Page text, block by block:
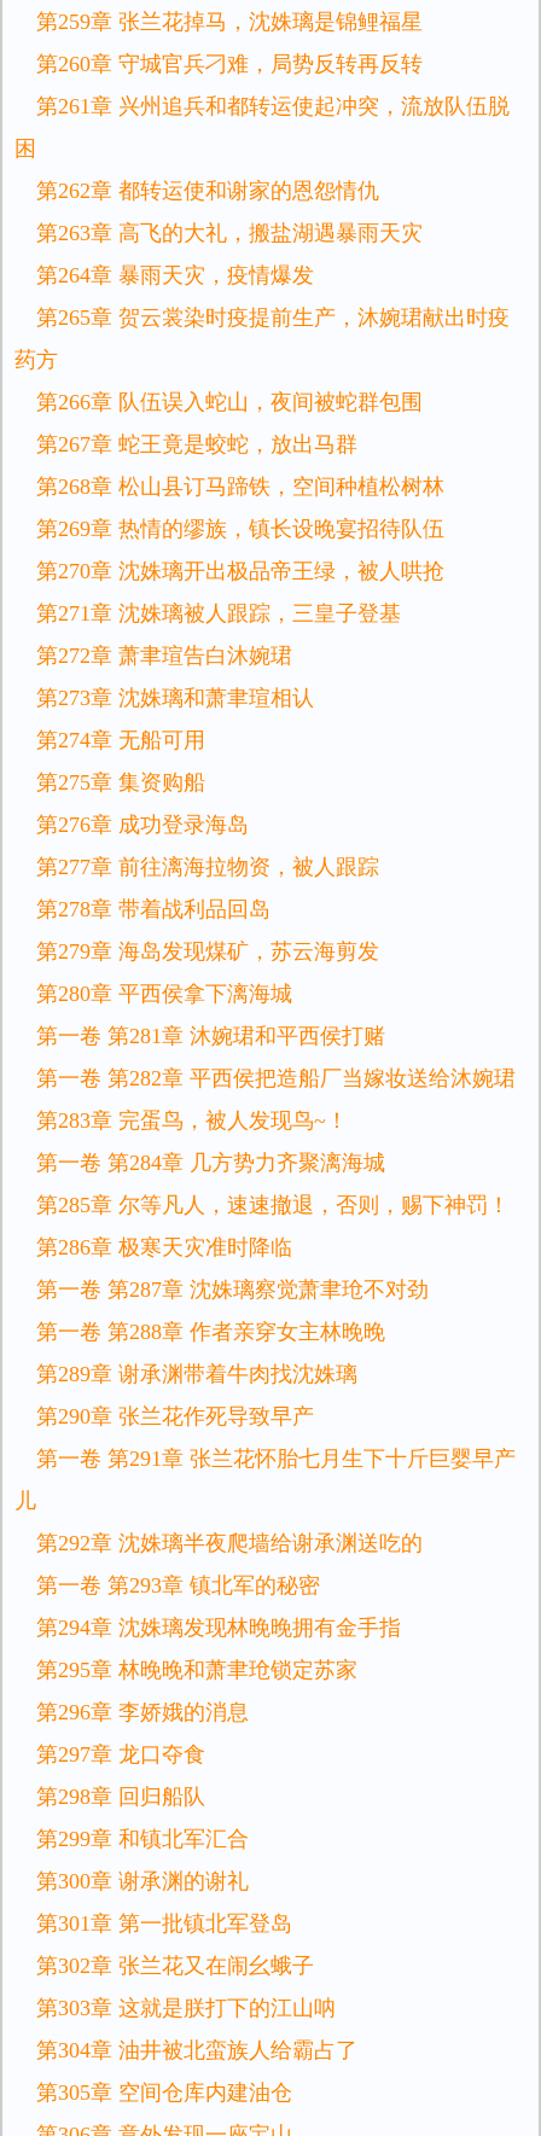
第259章 张兰花掉马，沈姝璃是锦鲤福星
第260章 守城官兵刁难，局势反转再反转
第261章 兴州追兵和都转运使起冲突，流放队伍脱
困
第262章 都转运使和谢家的恩怨情仇
第263章 高飞的大礼，搬盐湖遇暴雨天灾
第264章 暴雨天灾，疫情爆发
第265章 贺云裳染时疫提前生产，沐婉珺献出时疫
药方
第266章 队伍误入蛇山，夜间被蛇群包围
第267章 蛇王竟是蛟蛇，放出马群
第268章 松山县订马蹄铁，空间种植松树林
第269章 热情的缪族，镇长设晚宴招待队伍
第270章 沈姝璃开出极品帝王绿，被人哄抢
第271章 沈姝璃被人跟踪，三皇子登基
第272章 萧聿瑄告白沐婉珺
第273章 沈姝璃和萧聿瑄相认
第274章 无船可用
第275章 集资购船
第276章 成功登录海岛
第277章 前往漓海拉物资，被人跟踪
第278章 带着战利品回岛
第279章 海岛发现煤矿，苏云海剪发
第280章 平西侯拿下漓海城
第一卷 第281章 沐婉珺和平西侯打赌
第一卷 第282章 平西侯把造船厂当嫁妆送给沐婉珺
第283章 完蛋鸟，被人发现鸟~！
第一卷 第284章 几方势力齐聚漓海城
第285章 尔等凡人，速速撤退，否则，赐下神罚！
第286章 极寒天灾准时降临
第一卷 第287章 沈姝璃察觉萧聿玱不对劲
第一卷 第288章 作者亲穿女主林晚晚
第289章 谢承渊带着牛肉找沈姝璃
第290章 张兰花作死导致早产
第一卷 第291章 张兰花怀胎七月生下十斤巨婴早产
儿
第292章 沈姝璃半夜爬墙给谢承渊送吃的
第一卷 第293章 镇北军的秘密
第294章 沈姝璃发现林晚晚拥有金手指
第295章 林晚晚和萧聿玱锁定苏家
第296章 李娇娥的消息
第297章 龙口夺食
第298章 回归船队
第299章 和镇北军汇合
第300章 谢承渊的谢礼
第301章 第一批镇北军登岛
第302章 张兰花又在闹幺蛾子
第303章 这就是朕打下的江山呐
第304章 油井被北蛮族人给霸占了
第305章 空间仓库内建油仓